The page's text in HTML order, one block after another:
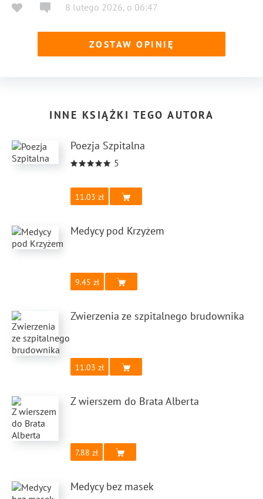
8 lutego 2026, o 06:47
ZOSTAW OPINIĘ
INNE KSIĄŻKI TEGO AUTORA
Poezja Szpitalna
5
11.03
Medycy pod Krzyżem
9.45
Zwierzenia ze szpitalnego brudownika
11.03
Z wierszem do Brata Alberta
7.88
Medycy bez masek